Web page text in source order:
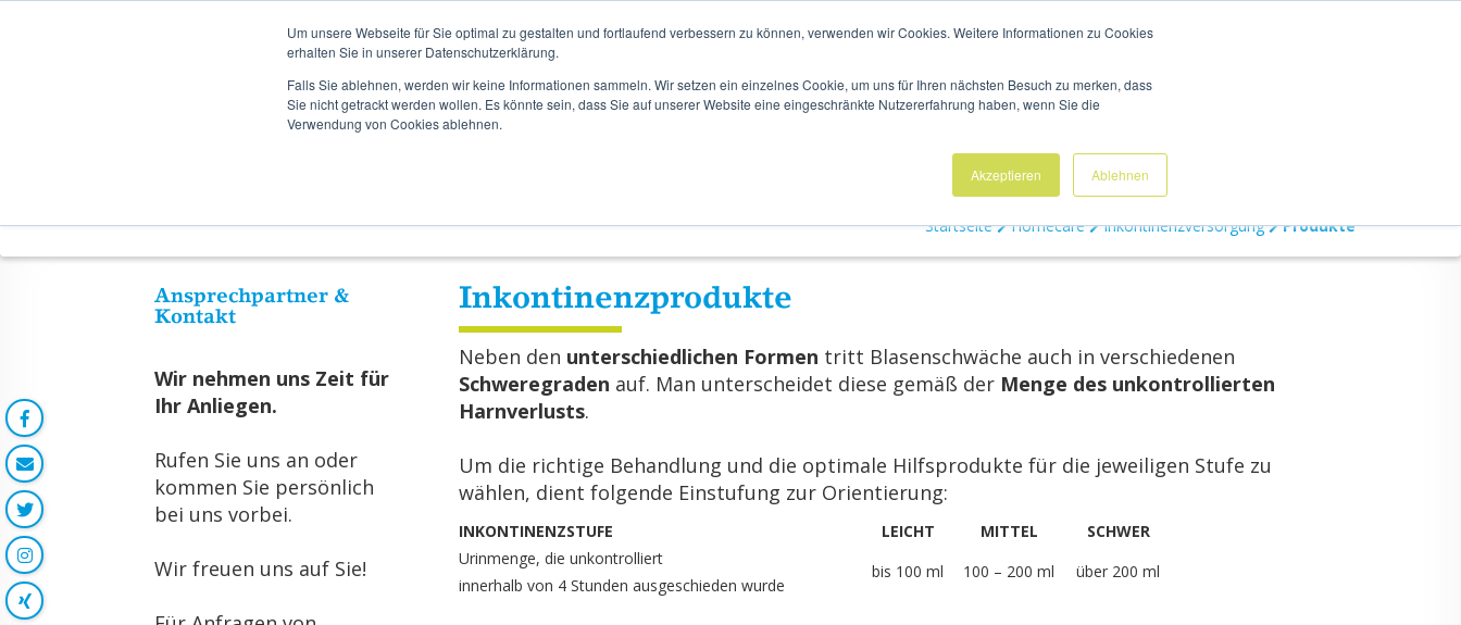
Um unsere Webseite für Sie optimal zu gestalten und fortlaufend verbessern zu können, verwenden wir Cookies. Weitere Informationen zu Cookies
erhalten Sie in unserer Datenschutzerklärung.
Falls Sie ablehnen, werden wir keine Informationen sammeln. Wir setzen ein einzelnes Cookie, um uns für Ihren nächsten Besuch zu merken, dass
Sie nicht getrackt werden wollen. Es könnte sein, dass Sie auf unserer Website eine eingeschränkte Nutzererfahrung haben, wenn Sie die
Verwendung von Cookies ablehnen.
Akzeptieren Ablehnen
TERMINBUCHUNG UNSERE STANDORTE AKTUELLES MAGAZIN UNTERNEHMEN
Analysezentrum
Startseite
Homecare Inkontinenzversorgung Produkte
In­kon­ti­nenz­pro­duk­te
Neben den un­ter­schied­li­chen For­men tritt Bla­sen­schwä­che auch in ver­schie­de­nen
Schwe­re­gra­den auf. Man un­ter­schei­det diese gemäß der Menge des un­kon­trol­lier­ten
Harn­ver­lusts.
Um die rich­ti­ge Be­hand­lung und die op­ti­ma­le Hilfs­pro­duk­te für die je­wei­li­gen Stufe zu
wäh­len, dient fol­gen­de Ein­stu­fung zur Ori­en­tie­rung:
IN­KON­TI­NENZ­STU­FE LEICHT MIT­TEL
SCHWER
Urin­men­ge, die un­kon­trol­liert
in­ner­halb von 4 Stun­den aus­ge­schie­den wurde
bis 100 ml 100 – 200 ml über 200 ml
Ansprechpartner &
Kontakt
Wir nehmen uns Zeit für
Ihr Anliegen.
Rufen Sie uns an oder
kommen Sie persönlich
bei uns vorbei.
Wir freuen uns auf Sie!